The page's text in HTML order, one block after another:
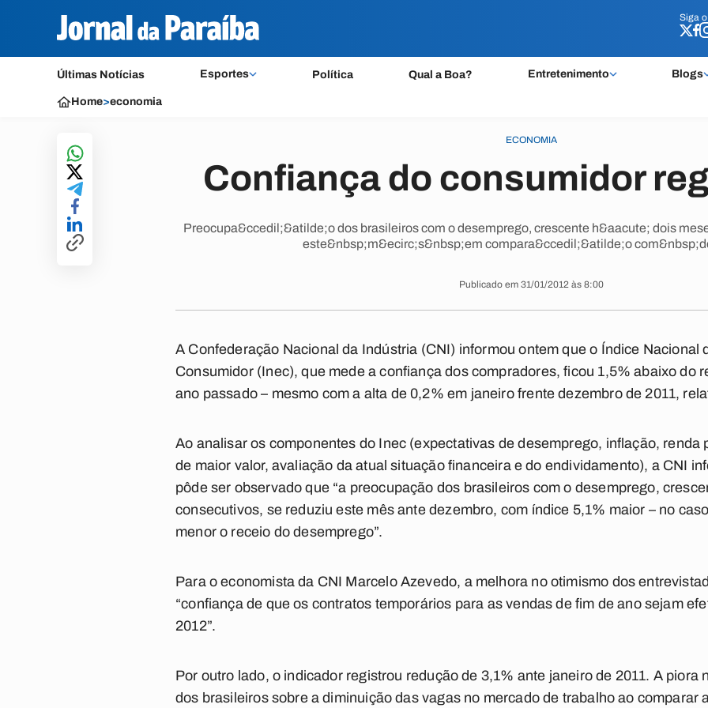
Siga o
Últimas Notícias Esportes Política Qual a Boa? Entretenimento Blogs
Siga o
Home>economia
ECONOMIA
Confiança do consumidor
Preocupa&ccedil;&atilde;o dos brasileiros com o desemprego, crescente h&aacute; dois
este&nbsp;m&ecirc;s&nbsp;em compara&ccedil;&atilde;o
Publicado em 31/01/2012 às 8:00
A Confederação Nacional da Indústria (CNI) informou ontem que o Índice Nacional
Consumidor (Inec), que mede a confiança dos compradores, ficou 1,5% abaixo do
ano passado – mesmo com a alta de 0,2% em janeiro frente dezembro de 2011,
Ao analisar os componentes do Inec (expectativas de desemprego, inflação, renda
de maior valor, avaliação da atual situação financeira e do endividamento), a CNI
pôde ser observado que “a preocupação dos brasileiros com o desemprego,
consecutivos, se reduziu este mês ante dezembro, com índice 5,1% maior – no
menor o receio do desemprego”.
Para o economista da CNI Marcelo Azevedo, a melhora no otimismo dos
“confiança de que os contratos temporários para as vendas de fim de ano sejam
2012”.
Por outro lado, o indicador registrou redução de 3,1% ante janeiro de 2011. A piora
dos brasileiros sobre a diminuição das vagas no mercado de trabalho ao comparar